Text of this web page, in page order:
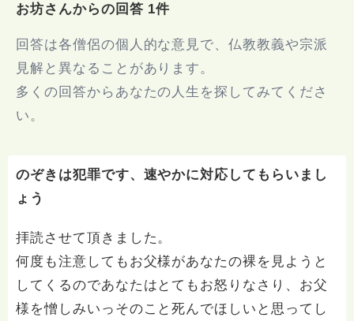
お坊さんからの回答 1件
回答は各僧侶の個人的な意見で、仏教教義や宗派
見解と異なることがあります。
多くの回答からあなたの人生を探してみてくださ
い。
のぞきは犯罪です、速やかに対応してもらいまし
ょう
拝読させて頂きました。
何度も注意してもお父様があなたの裸を見ようと
してくるのであなたはとてもお怒りなさり、お父
様を憎しみいっそのこと死んでほしいと思ってし